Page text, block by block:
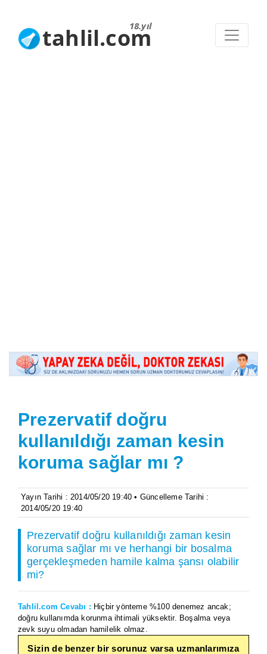
18.yıl
tahlil.com
Prezervatif doğru
kullanıldığı zaman kesin
koruma sağlar mı ?
Yayın Tarihi : 2014/05/20 19:40 • Güncelleme Tarihi :
2014/05/20 19:40
Prezervatif doğru kullanıldığı zaman kesin
koruma sağlar mı ve herhangi bir bosalma
gerçekleşmeden hamile kalma şansı olabilir
mi?
Tahlil.com Cevabı : Hiçbir yönteme %100 denemez ancak;
doğru kullanımda korunma ihtimali yüksektir. Boşalma veya
zevk suyu olmadan hamilelik olmaz.
Sizin de benzer bir sorunuz varsa uzmanlarımıza